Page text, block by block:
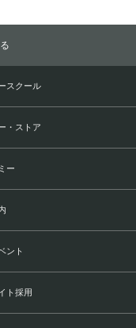
スクール
・ストア
ー
ント
ト採用